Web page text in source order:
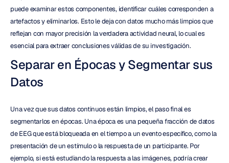
puede examinar estos componentes, identificar cuáles corresponden a
artefactos y eliminarlos. Esto le deja con datos mucho más limpios que
reflejan con mayor precisión la verdadera actividad neural, lo cual es
esencial para extraer conclusiones válidas de su investigación.
Separar en Épocas y Segmentar sus
Datos
Una vez que sus datos continuos están limpios, el paso final es
segmentarlos en épocas. Una época es una pequeña fracción de datos
de EEG que está bloqueada en el tiempo a un evento específico, como la
presentación de un estímulo o la respuesta de un participante. Por
ejemplo, si está estudiando la respuesta a las imágenes, podría crear